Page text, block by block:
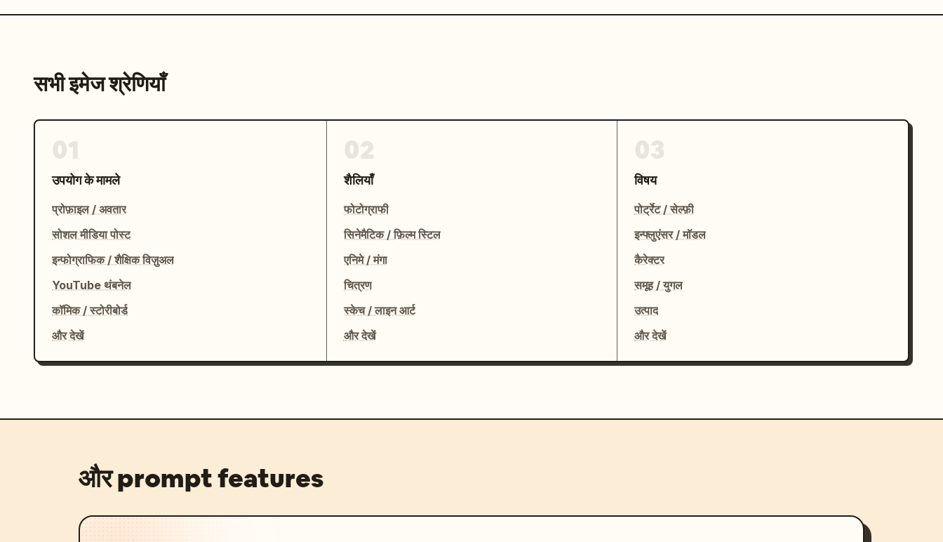
सभी इमेज श्रेणियाँ
उपयोग के मामले
प्रोफ़ाइल / अवतार
सोशल मीडिया पोस्ट
इन्फोग्राफिक / शैक्षिक विज़ुअल
YouTube थंबनेल
कॉमिक / स्टोरीबोर्ड
और देखें
शैलियाँ
फोटोग्राफी
सिनेमैटिक / फ़िल्म स्टिल
एनिमे / मंगा
चित्रण
स्केच / लाइन आर्ट
और देखें
विषय
पोर्ट्रेट / सेल्फ़ी
इन्फ्लुएंसर / मॉडल
कैरेक्टर
समूह / युगल
उत्पाद
और देखें
और prompt features